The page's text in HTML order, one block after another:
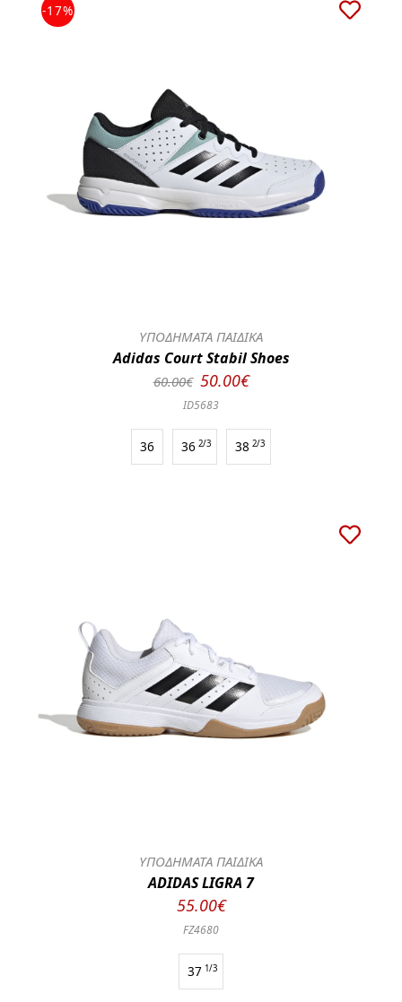
-17%
ΥΠΟΔΗΜΑΤΑ ΠΑΙΔΙΚΑ
Adidas Court Stabil Shoes
60.00€ 50.00€
ID5683
36 36 2/3 38 2/3
ΥΠΟΔΗΜΑΤΑ ΠΑΙΔΙΚΑ
ADIDAS LIGRA 7
55.00€
FZ4680
37 1/3